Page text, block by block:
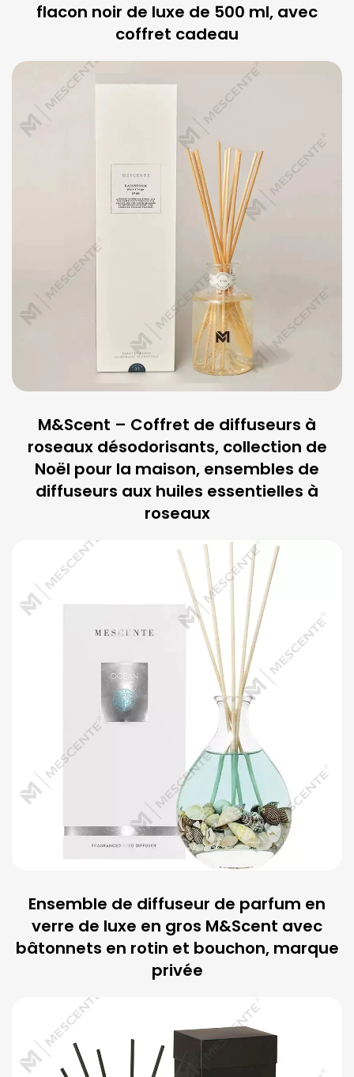
flacon noir de luxe de 500 ml, avec
coffret cadeau
M&Scent – Coffret de diffuseurs à
roseaux désodorisants, collection de
Noël pour la maison, ensembles de
diffuseurs aux huiles essentielles à
roseaux
Ensemble de diffuseur de parfum en
verre de luxe en gros M&Scent avec
bâtonnets en rotin et bouchon, marque
privée